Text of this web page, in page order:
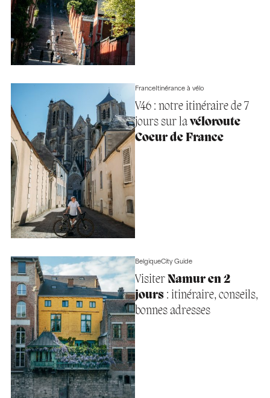
FranceItinérance à vélo
V46 : notre itinéraire de 7
jours sur lavéloroute
Coeur de France
BelgiqueCity Guide
Visiter Namur en 2
jours: itinéraire, conseils,
bonnes adresses